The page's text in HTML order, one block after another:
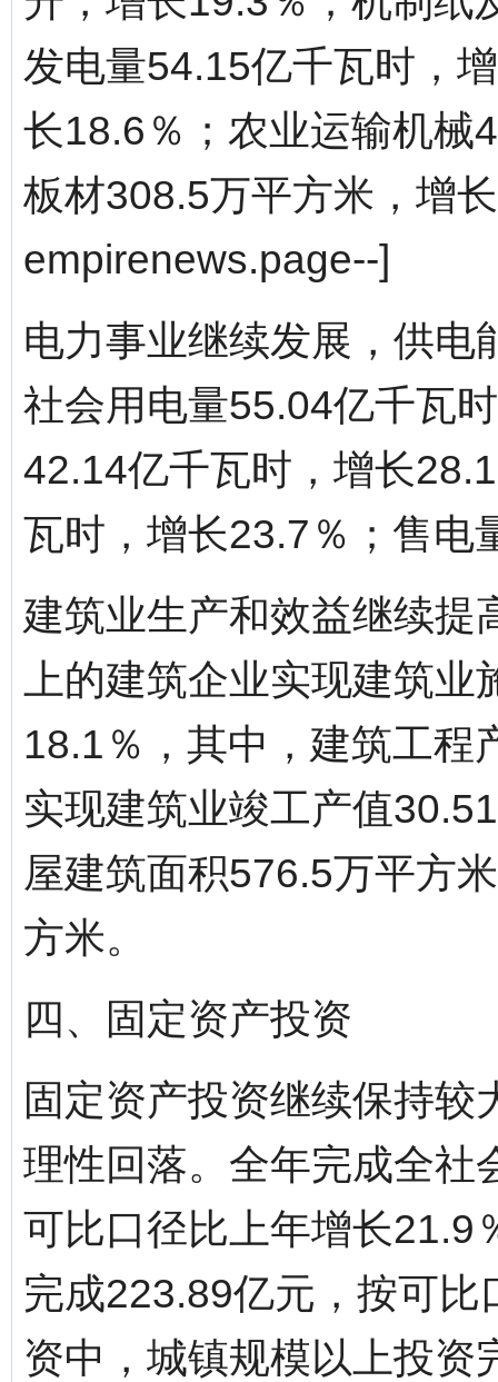
发电量54.15亿千瓦时，
长18.6％；农业运输机械
板材308.5万平方米，增
empirenews.page--]
电力事业继续发展，供电
社会用电量55.04亿千瓦
42.14亿千瓦时，增长
瓦时，增长23.7％；售电
建筑业生产和效益继续提
上的建筑企业实现建筑
18.1％，其中，建筑工程
实现建筑业竣工产值
屋建筑面积576.5万平方
方米。
四、固定资产投资
固定资产投资继续保持
理性回落。全年完成全社
可比口径比上年增长21.9
完成223.89亿元，按可
资中，城镇规模以上投资